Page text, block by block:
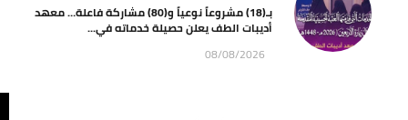
بـ(18) مشروعاً نوعياً و(80) مشاركة فاعلة… معهد
أديبات الطف يعلن حصيلة خدماته في...
08/08/2026